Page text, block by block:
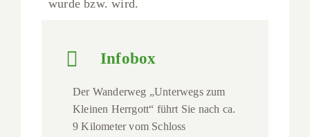
wurde bzw. wird.
Infobox
Der Wanderweg „Unterwegs zum
Kleinen Herrgott“ führt Sie nach ca.
9 Kilometer vom Schloss